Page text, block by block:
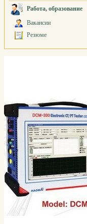
Работа, образование
Вакансии
Резюме